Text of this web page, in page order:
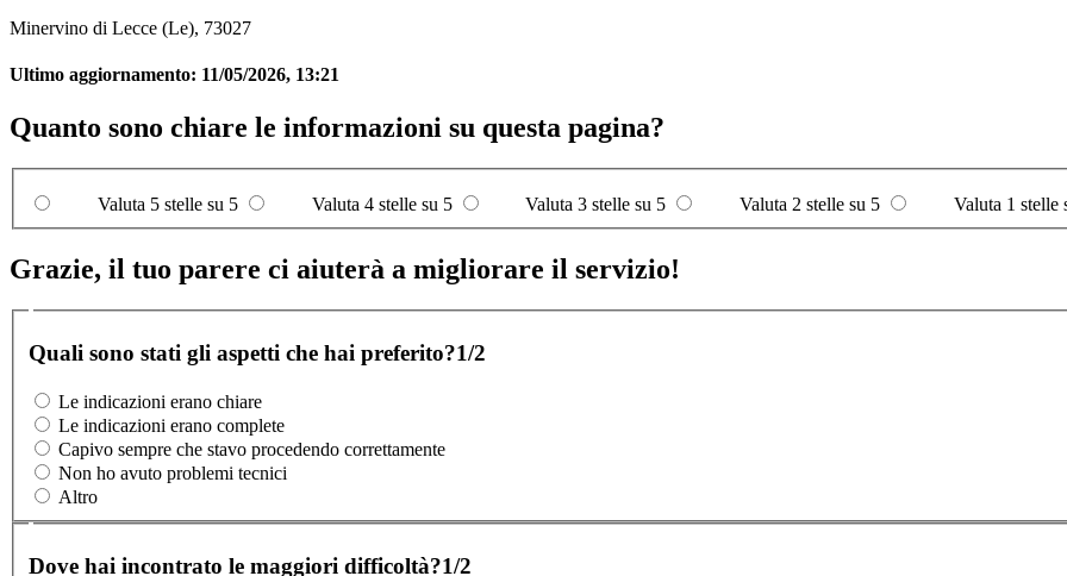
Minervino di Lecce (Le), 73027
Ultimo aggiornamento: 11/05/2026, 13:21
Quanto sono chiare le informazioni su questa pagina?
Valuta 5 stelle su 5 Valuta 4 stelle su 5 Valuta 3 stelle su 5 Valuta 2 stelle su 5 Valuta 1 stelle
Grazie, il tuo parere ci aiuterà a migliorare il servizio!
Quali sono stati gli aspetti che hai preferito?1/2
Le indicazioni erano chiare
Le indicazioni erano complete
Capivo sempre che stavo procedendo correttamente
Non ho avuto problemi tecnici
Altro
Dove hai incontrato le maggiori difficoltà?1/2